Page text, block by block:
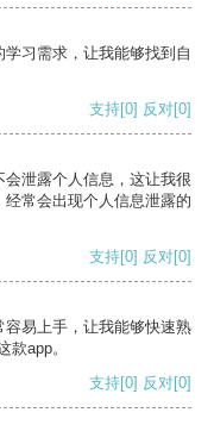
习需求，让我能够找到自
支持[0] 反对[0]
泄露个人信息，这让我很
常会出现个人信息泄露的
支持[0] 反对[0]
易上手，让我能够快速熟
app。
支持[0] 反对[0]